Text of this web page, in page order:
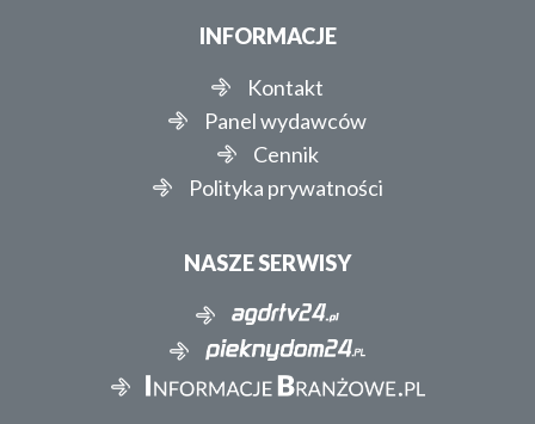
INFORMACJE
Kontakt
Panel wydawców
Cennik
Polityka prywatności
NASZE SERWISY